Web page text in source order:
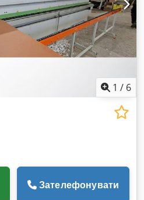
1 / 6
Зателефонувати